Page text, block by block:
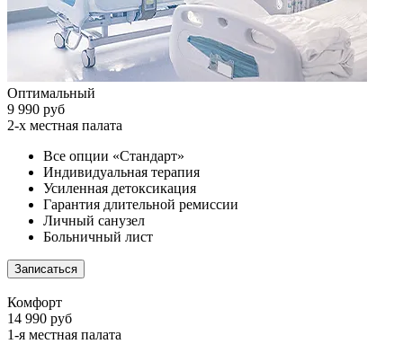
Оптимальный
9 990 руб
2-х местная палата
Все опции «Стандарт»
Индивидуальная терапия
Усиленная детоксикация
Гарантия длительной ремиссии
Личный санузел
Больничный лист
Записаться
Комфорт
14 990 руб
1-я местная палата